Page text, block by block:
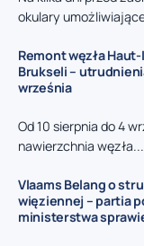
okulary
Remont węzła
Brukseli –
września
Od 10 sierpnia do 4
nawierzchnia węzła...
Vlaams Belang o
więziennej – partia
ministerstwa